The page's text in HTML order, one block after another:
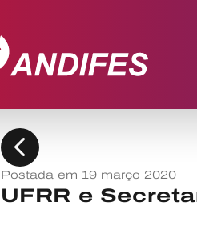
chevron_left
Postada em 19 março 2020
UFRR e